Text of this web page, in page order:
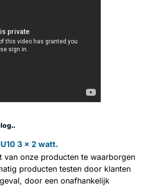
3 x 2 watt.
van onze producten te waarborgen
producten testen door klanten
door een onafhankelijk